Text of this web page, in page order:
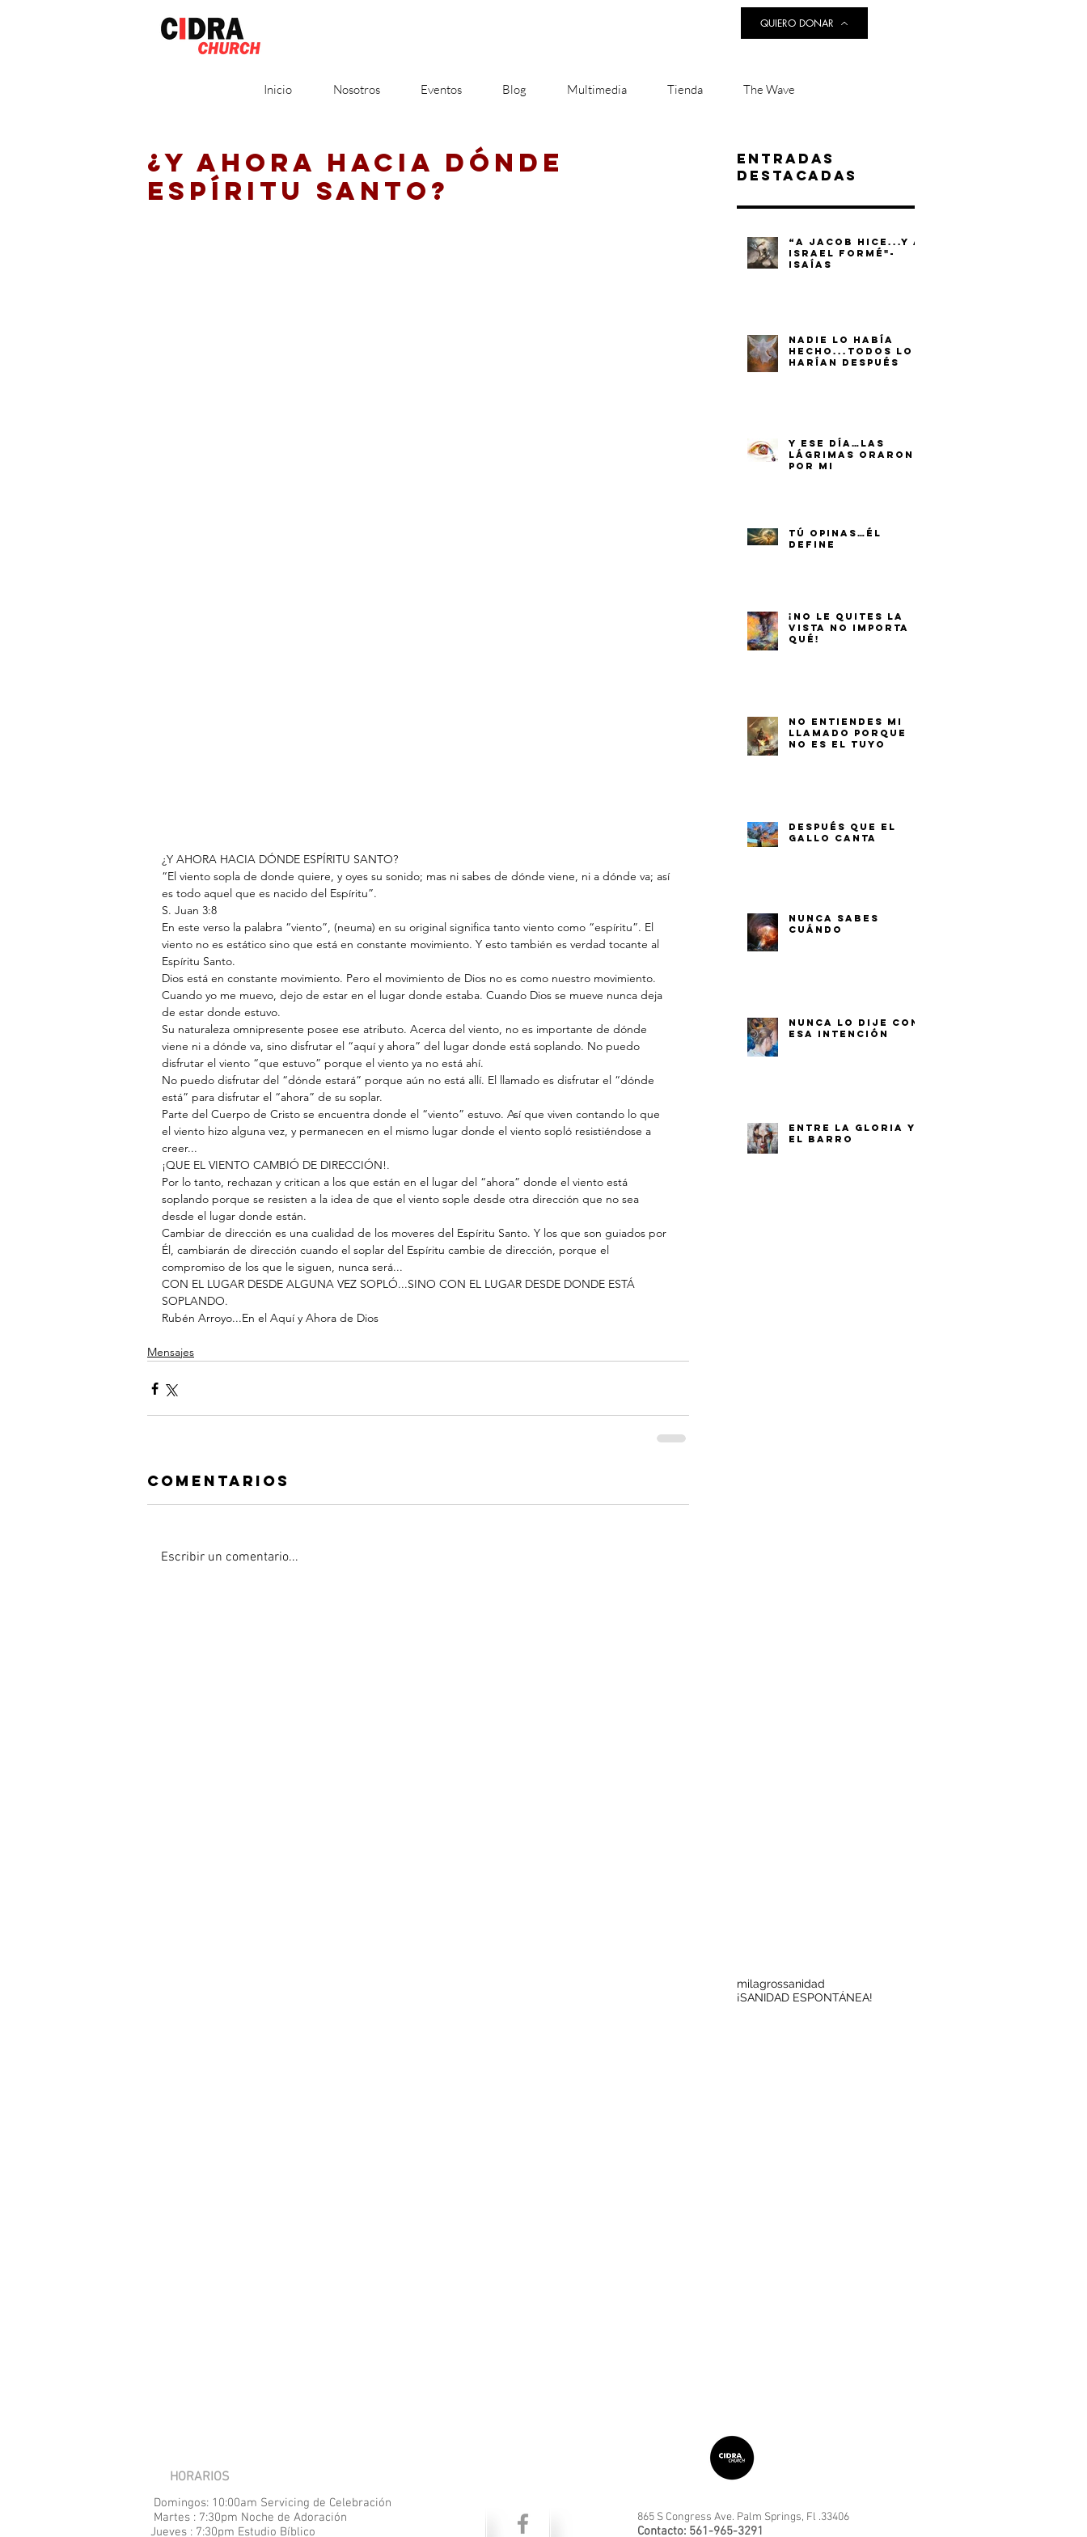
QUIERO DONAR
Inicio Nosotros Eventos Blog Multimedia Tienda The Wave
¿Y AHORA HACIA DÓNDE
ESPÍRITU SANTO?
¿Y AHORA HACIA DÓNDE ESPÍRITU SANTO?
“El viento sopla de donde quiere, y oyes su sonido; mas ni sabes de dónde viene, ni a dónde va; así
es todo aquel que es nacido del Espíritu”.
‭‭S. Juan‬ ‭3:8‬ ‭
En este verso la palabra “viento”, (neuma) en su original significa tanto viento como “espíritu”. El
viento no es estático sino que está en constante movimiento. Y esto también es verdad tocante al
Espíritu Santo.
Dios está en constante movimiento. Pero el movimiento de Dios no es como nuestro movimiento.
Cuando yo me muevo, dejo de estar en el lugar donde estaba. Cuando Dios se mueve nunca deja
de estar donde estuvo.
Su naturaleza omnipresente posee ese atributo. Acerca del viento, no es importante de dónde
viene ni a dónde va, sino disfrutar el “aquí y ahora” del lugar donde está soplando. No puedo
disfrutar el viento “que estuvo” porque el viento ya no está ahí.
No puedo disfrutar del “dónde estará” porque aún no está allí. El llamado es disfrutar el “dónde
está” para disfrutar el “ahora” de su soplar.
Parte del Cuerpo de Cristo se encuentra donde el “viento” estuvo. Así que viven contando lo que
el viento hizo alguna vez, y permanecen en el mismo lugar donde el viento sopló resistiéndose a
creer...
¡QUE EL VIENTO CAMBIÓ DE DIRECCIÓN!.
Por lo tanto, rechazan y critican a los que están en el lugar del “ahora” donde el viento está
soplando porque se resisten a la idea de que el viento sople desde otra dirección que no sea
desde el lugar donde están.
Cambiar de dirección es una cualidad de los moveres del Espíritu Santo. Y los que son guiados por
Él, cambiarán de dirección cuando el soplar del Espíritu cambie de dirección, porque el
compromiso de los que le siguen, nunca será...
CON EL LUGAR DESDE ALGUNA VEZ SOPLÓ...SINO CON EL LUGAR DESDE DONDE ESTÁ
SOPLANDO.
Rubén Arroyo...En el Aquí y Ahora de Dios
Mensajes
Comentarios
Escribir un comentario...
Entradas
destacadas
“A JACOB HICE...Y A
ISRAEL FORMÉ"-
ISAÍAS
NADIE LO HABÍA
HECHO...TODOS LO
HARÍAN DESPUÉS
Y ESE DÍA…LAS
LÁGRIMAS ORARON
POR MI
TÚ OPINAS…ÉL
DEFINE
¡NO LE QUITES LA
VISTA NO IMPORTA
QUÉ!
NO ENTIENDES MI
LLAMADO PORQUE
NO ES EL TUYO
DESPUÉS QUE EL
GALLO CANTA
NUNCA SABES
CUÁNDO
NUNCA LO DIJE CON
ESA INTENCIÓN
ENTRE LA GLORIA Y
EL BARRO
milagrossanidad
¡SANIDAD ESPONTÁNEA!
HORARIOS
Domingos: 10:00am Servicing de Celebración
Martes : 7:30pm Noche de Adoración
Jueves : 7:30pm Estudio Bíblico
865 S Congress Ave. Palm Springs, Fl .33406
Contacto: 561-965-3291